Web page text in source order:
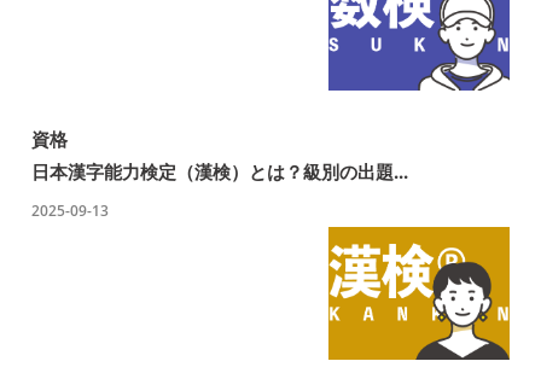
資格
日本漢字能力検定（漢検）とは？級別の出題...
2025-09-13